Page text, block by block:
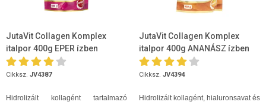
JutaVit Collagen Komplex
italpor 400g EPER ízben
Cikksz. JV4387
Hidrolizált kollagént tartalmazó
JutaVit Collagen Komplex
italpor 400g ANANÁSZ ízben
Cikksz. JV4394
Hidrolizált kollagént, hialuronsavat és